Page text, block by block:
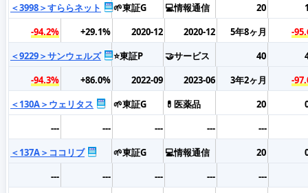
＜3998＞すららネット
🌱東証G 💻情報通信 20
-94.2%
+29.1% 2020-12 2020-12 5年8ヶ月
-
＜9229＞サンウェルズ
⭐東証P 🤝サービス 40
-94.3%
+86.0% 2022-09 2023-06 3年2ヶ月
-
＜130A＞ウェリタス
🌱東証G 💊医薬品 20
---
--- --- ---
---
＜137A＞ココリブ
🌱東証G 💻情報通信 20
---
--- --- ---
---